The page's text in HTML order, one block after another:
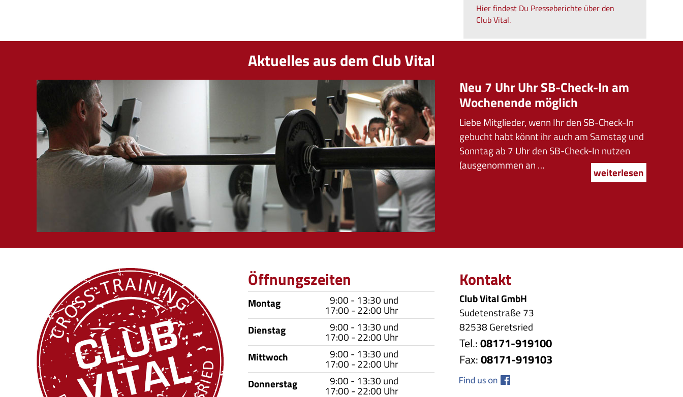
Hier findest Du Presseberichte über den
Club Vital.
Aktuelles aus dem Club Vital
Neu 7 Uhr Uhr SB-Check-In am
Wochenende möglich
Liebe Mitglieder, wenn Ihr den SB-Check-In
gebucht habt könnt ihr auch am Samstag und
Sonntag ab 7 Uhr den SB-Check-In nutzen
(ausgenommen an …
weiterlesen
Öffnungszeiten
Montag 9:00 - 13:30 und
17:00 - 22:00 Uhr
Dienstag
9:00 - 13:30 und
17:00 - 22:00 Uhr
Mittwoch
9:00 - 13:30 und
17:00 - 22:00 Uhr
Donnerstag
9:00 - 13:30 und
17:00 - 22:00 Uhr
Kontakt
Club Vital GmbH
Sudetenstraße 73
82538 Geretsried
Tel.:08171-919100
Fax:08171-919103